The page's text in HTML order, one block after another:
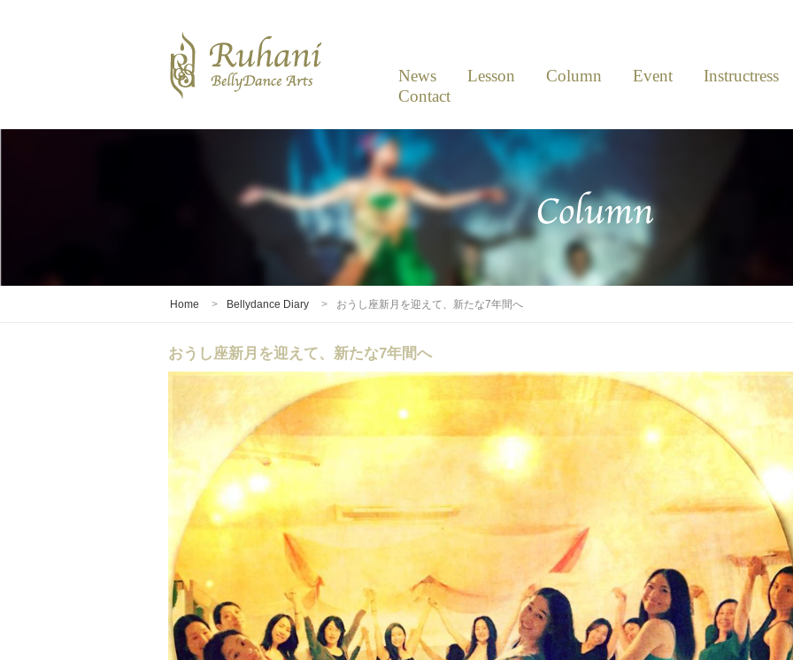
News Lesson Column Event Instructress
Contact
Home Bellydance Diary おうし座新月を迎えて、新たな7年間へ
おうし座新月を迎えて、新たな7年間へ